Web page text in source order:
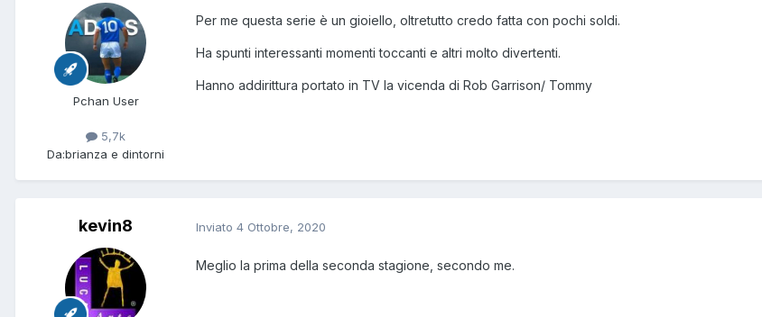
Pchan User
5,7k
Da:brianza e dintorni
Per me questa serie è un gioiello, oltretutto credo fatta con pochi soldi.
Ha spunti interessanti momenti toccanti e altri molto divertenti.
Hanno addirittura portato in TV la vicenda di Rob Garrison/ Tommy
kevin8 Inviato 4 Ottobre, 2020
Meglio la prima della seconda stagione, secondo me.